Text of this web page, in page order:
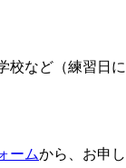
校など（練習日に
ームから、お申し